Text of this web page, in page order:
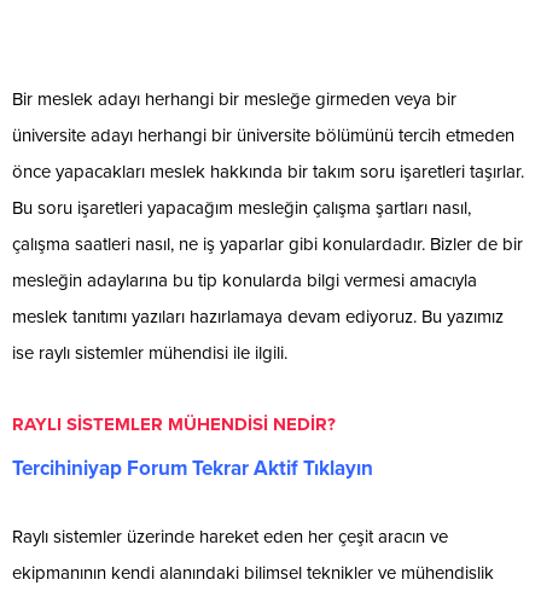
Bir meslek adayı herhangi bir mesleğe girmeden veya bir
üniversite adayı herhangi bir üniversite bölümünü tercih etmeden
önce yapacakları meslek hakkında bir takım soru işaretleri taşırlar.
Bu soru işaretleri yapacağım mesleğin çalışma şartları nasıl,
çalışma saatleri nasıl, ne iş yaparlar gibi konulardadır. Bizler de bir
mesleğin adaylarına bu tip konularda bilgi vermesi amacıyla
meslek tanıtımı yazıları hazırlamaya devam ediyoruz. Bu yazımız
ise raylı sistemler mühendisi ile ilgili.
RAYLI SİSTEMLER MÜHENDİSİ NEDİR?
Tercihiniyap Forum Tekrar Aktif Tıklayın
Raylı sistemler üzerinde hareket eden her çeşit aracın ve
ekipmanının kendi alanındaki bilimsel teknikler ve mühendislik